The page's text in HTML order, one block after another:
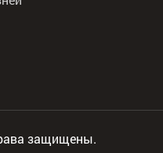
защищены.